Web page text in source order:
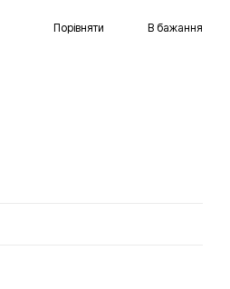
Порівняти В бажання